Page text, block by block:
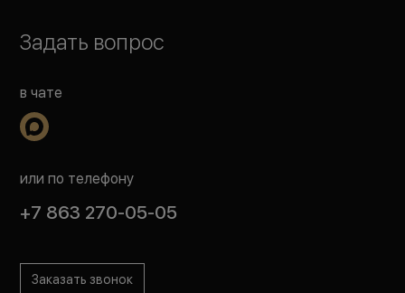
Задать вопрос
в чате
или по телефону
+7 863 270-05-05
Заказать звонок